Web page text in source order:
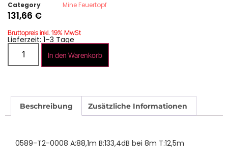
Category
Mine Feuertopf
131,66 €
Bruttopreis inkl. 19% MwSt
Lieferzeit: 1–3 Tage
In den Warenkorb
Beschreibung Zusätzliche Informationen
0589-T2-0008 A:88,1m B:133,4dB bei 8m T:12,5m